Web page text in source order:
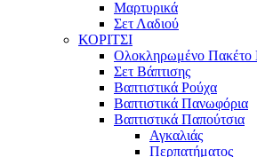
Μαρτυρικά
Σετ Λαδιού
ΚΟΡΙΤΣΙ
Ολοκληρωμένο Πακέτο
Σετ Βάπτισης
Βαπτιστικά Ρούχα
Βαπτιστικά Πανωφόρια
Βαπτιστικά Παπούτσια
Αγκαλιάς
Περπατήματος